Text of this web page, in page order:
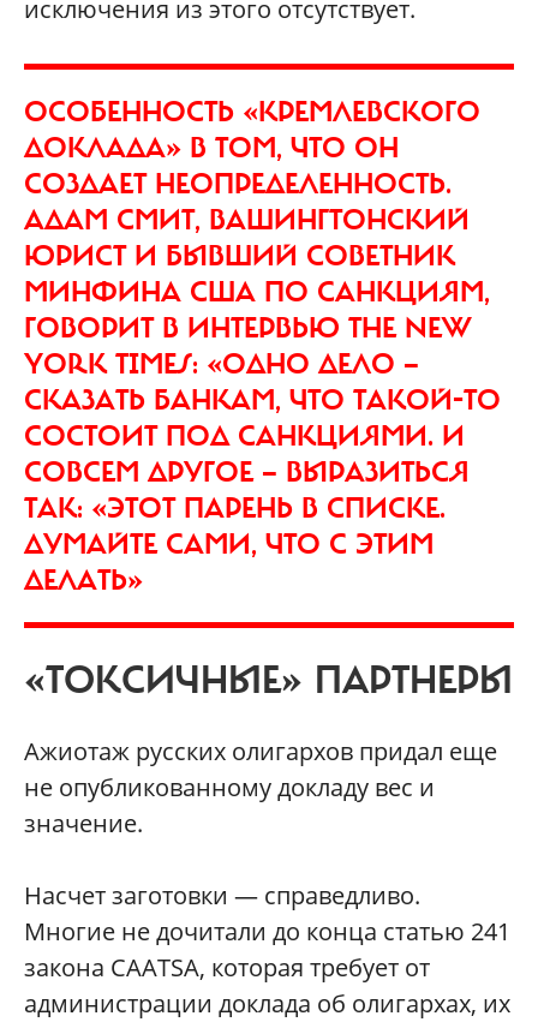
исключения из этого отсутствует.
ОСОБЕННОСТЬ «КРЕМЛЕВСКОГО
ДОКЛАДА» В ТОМ, ЧТО ОН
СОЗДАЕТ НЕОПРЕДЕЛЕННОСТЬ.
АДАМ СМИТ, ВАШИНГТОНСКИЙ
ЮРИСТ И БЫВШИЙ СОВЕТНИК
МИНФИНА США ПО САНКЦИЯМ,
ГОВОРИТ В ИНТЕРВЬЮ THE NEW
YORK TIMES: «ОДНО ДЕЛО —
СКАЗАТЬ БАНКАМ, ЧТО ТАКОЙ-ТО
СОСТОИТ ПОД САНКЦИЯМИ. И
СОВСЕМ ДРУГОЕ — ВЫРАЗИТЬСЯ
ТАК: «ЭТОТ ПАРЕНЬ В СПИСКЕ.
ДУМАЙТЕ САМИ, ЧТО С ЭТИМ
ДЕЛАТЬ»
«ТОКСИЧНЫЕ» ПАРТНЕРЫ
Ажиотаж русских олигархов придал еще
не опубликованному докладу вес и
значение.
Насчет заготовки — справедливо.
Многие не дочитали до конца статью 241
закона CAATSA, которая требует от
администрации доклада об олигархах, их